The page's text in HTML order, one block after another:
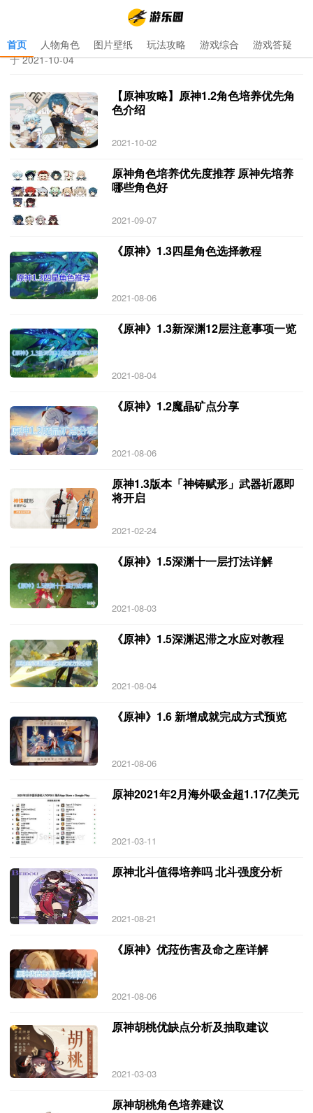
首页 人物角色 图片壁纸 玩法攻略 游戏综合 游戏答疑
首页 原神角色培养优先度1.3 >原神角色培养优先度1.3 专题 更新
于 2021-10-04
【原神攻略】原神1.2角色培养优先角
色介绍
2021-10-02
原神角色培养优先度推荐 原神先培养
哪些角色好
2021-09-07
《原神》1.3四星角色选择教程
2021-08-06
《原神》1.3新深渊12层注意事项一览
2021-08-04
《原神》1.2魔晶矿点分享
2021-08-06
原神1.3版本「神铸赋形」武器祈愿即
将开启
2021-02-24
《原神》1.5深渊十一层打法详解
2021-08-03
《原神》1.5深渊迟滞之水应对教程
2021-08-04
《原神》1.6 新增成就完成方式预览
2021-08-06
原神2021年2月海外吸金超1.17亿美元
2021-03-11
原神北斗值得培养吗 北斗强度分析
2021-08-21
《原神》优菈伤害及命之座详解
2021-08-06
原神胡桃优缺点分析及抽取建议
2021-03-03
原神胡桃角色培养建议